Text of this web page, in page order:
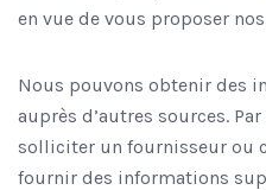
en vue de vous proposer
Nous pouvons obtenir des
auprès d’autres sources.
solliciter un fournisseur ou
fournir des informations